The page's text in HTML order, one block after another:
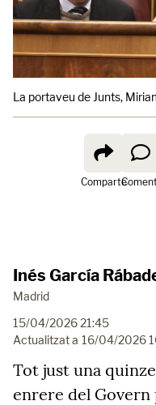
La portaveu de Junts,
Comparte
Inés García
Madrid
15/04/2026 21:45
Actualitzat a 16/04/2026
Tot just una
enrere del